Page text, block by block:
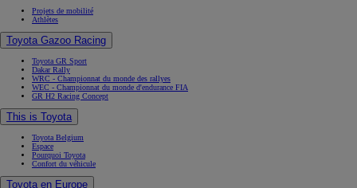
Projets de mobilité
Athlètes
Toyota Gazoo Racing
Toyota GR Sport
Dakar Rally
WRC - Championnat du monde des rallyes
WEC - Championnat du monde d'endurance FIA
GR H2 Racing Concept
This is Toyota
Toyota Belgium
Espace
Pourquoi Toyota
Confort du véhicule
Toyota en Europe